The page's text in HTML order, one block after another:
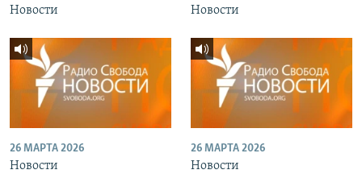
Новости Новости
26 МАРТА 2026
Новости
26 МАРТА 2026
Новости